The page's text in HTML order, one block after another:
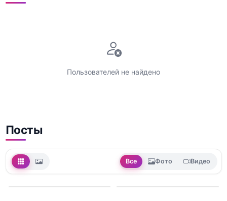
Пользователей не найдено
Посты
Все Фото Видео